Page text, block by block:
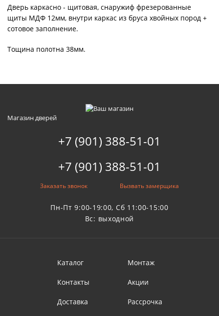
Дверь каркасно - щитовая, снаружиф фрезерованные
щиты МДФ 12мм, внутри каркас из бруса хвойных пород +
сотовое заполнение.
Тощина полотна 38мм.
Магазин дверей
+7 (901) 388-51-01
+7 (901) 388-51-01
Заказать звонок Вызвать замерщика
Пн-Пт 9:00-19:00, Сб 11:00-15:00
Вс: выходной
Каталог
Контакты
Доставка
Монтаж
Акции
Рассрочка